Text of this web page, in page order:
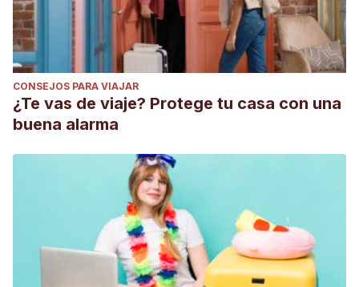
CONSEJOS PARA VIAJAR
¿Te vas de viaje? Protege tu casa con una
buena alarma